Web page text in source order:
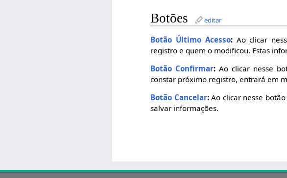
Botões editar
Botão Último Acesso:Ao clicar
registro e quem o modificou. Estas
Botão Confirmar: Ao clicar nesse
constar próximo registro, entrará em
Botão Cancelar:Ao clicar nesse
salvar informações.